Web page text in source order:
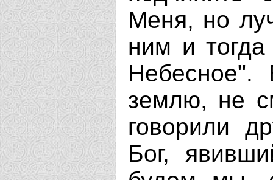
Меня, но
ним и
землю, не
говорили
Бог,